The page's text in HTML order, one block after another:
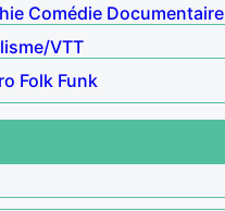
Comédie Documentaire
VTT
Folk Funk